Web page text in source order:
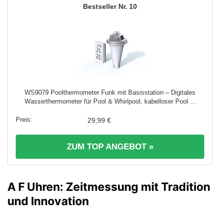
10
WS9079 Poolthermometer Funk mit Basisstation – Digitales
Wasserthermometer für Pool & Whirlpool, kabelloser Pool ...
29,99 €
ZUM TOP ANGEBOT »
A F Uhren: Zeitmessung mit Tradition
und Innovation